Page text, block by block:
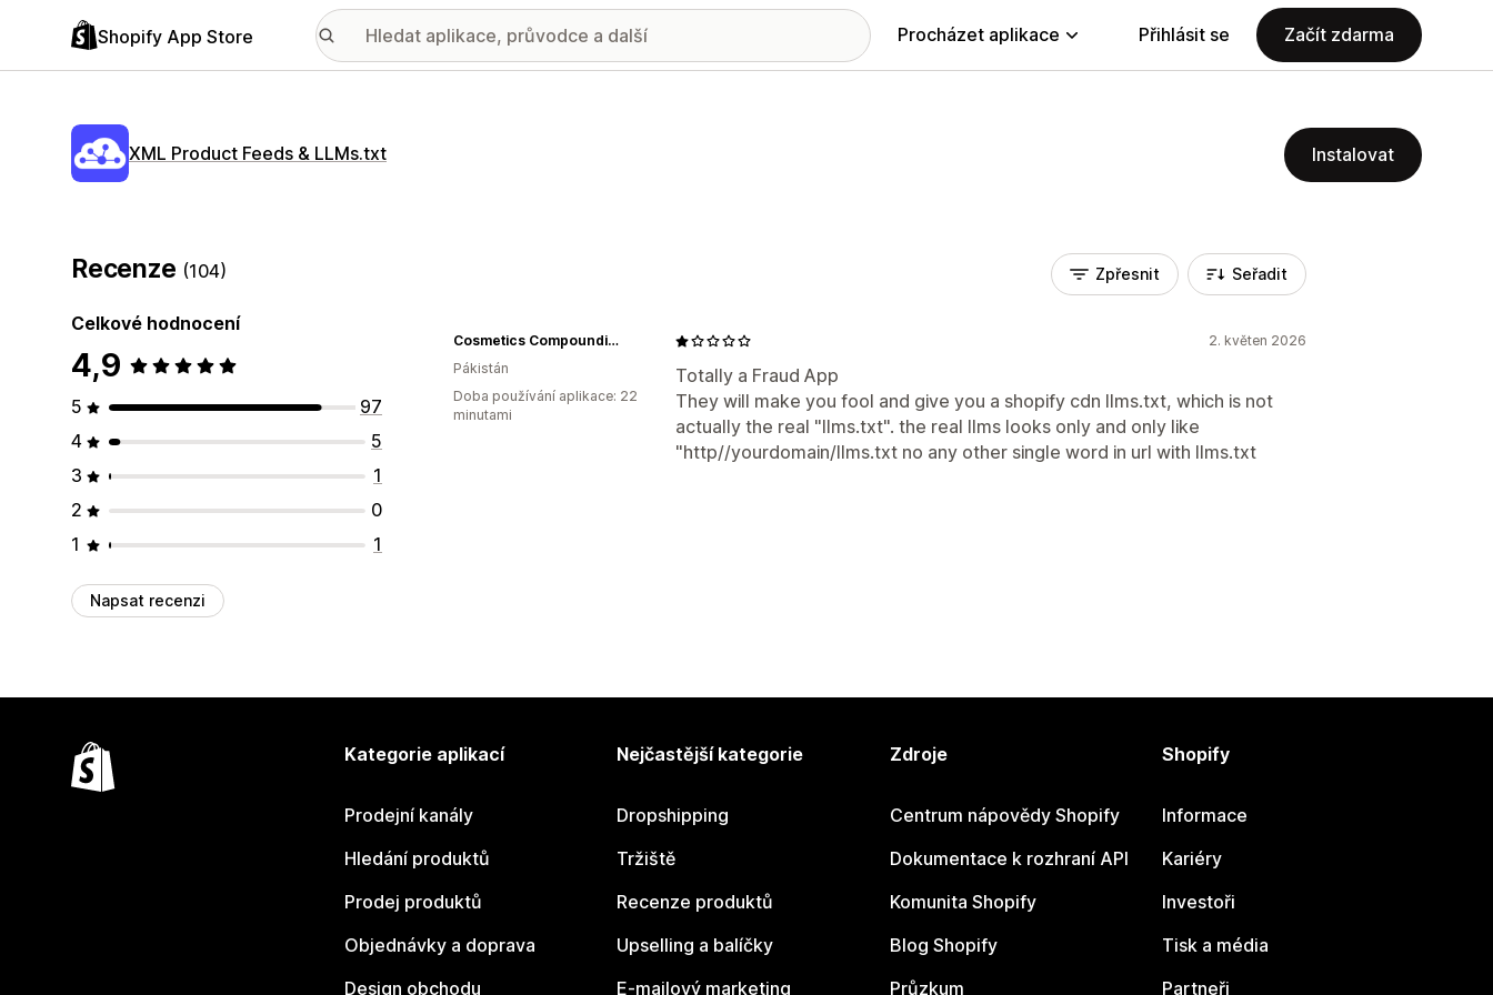
Shopify App Store Procházet aplikace Přihlásit se Začít zdarma
XML Product Feeds & LLMs.txt Instalovat
Recenze (104)
Celkové hodnocení
4,9
5
97
4
5
3
1
2
0
1
1
Napsat recenzi
Zpřesnit Seřadit
2. květen 2026
Totally a Fraud App
They will make you fool and give you a shopify cdn llms.txt, which is not
actually the real "llms.txt". the real llms looks only and only like
"http//yourdomain/llms.txt no any other single word in url with llms.txt
Cosmetics Compounding
Pákistán
Doba používání aplikace: 22
minutami
Kategorie aplikací
Prodejní kanály
Hledání produktů
Prodej produktů
Objednávky a doprava
Design obchodu
Nejčastější kategorie
Dropshipping
Tržiště
Recenze produktů
Upselling a balíčky
E-mailový marketing
Zdroje
Centrum nápovědy Shopify
Dokumentace k rozhraní API
Komunita Shopify
Blog Shopify
Průzkum
Shopify
Informace
Kariéry
Investoři
Tisk a média
Partneři